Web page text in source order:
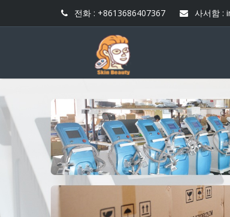
전화 : +8613686407367 사서함 :